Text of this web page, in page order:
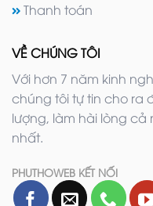
Thanh toán
VỀ CHÚNG TÔI
Với hơn 7 năm kinh
chúng tôi tự tin cho ra
lượng, làm hài lòng
nhất.
PHUTHOWEB KẾT NỐI